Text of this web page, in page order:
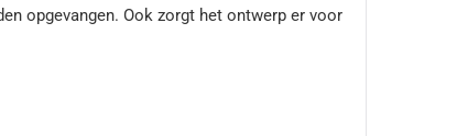
opgevangen. Ook zorgt het ontwerp er voor